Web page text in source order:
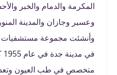
المكرمة والدمام والخبر
وعسير وجازان والمدينة
وأنشئت مجموعة مستشفيات
متخصص في طب العيون وتعد